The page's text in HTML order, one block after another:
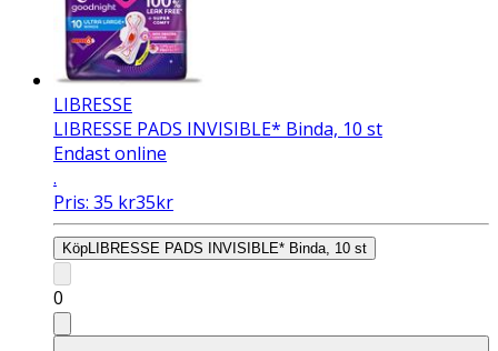
LIBRESSE
LIBRESSE PADS INVISIBLE* Binda, 10 st
Endast online
.
Pris: 35 kr35kr
KöpLIBRESSE PADS INVISIBLE* Binda, 10 st
0